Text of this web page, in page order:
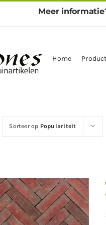
Meer
Home
Sorteer op Populariteit